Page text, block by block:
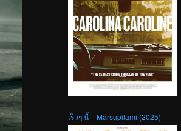
เร็วๆ นี้ – Marsupilami (2025)